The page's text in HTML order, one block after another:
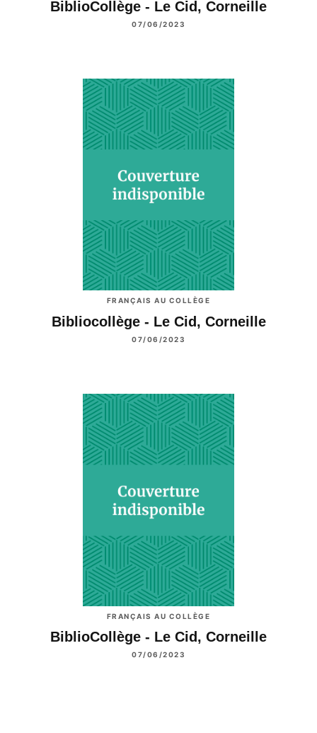
BiblioCollège - Le Cid, Corneille
07/06/2023
FRANÇAIS AU COLLÈGE
Bibliocollège - Le Cid, Corneille
07/06/2023
FRANÇAIS AU COLLÈGE
BiblioCollège - Le Cid, Corneille
07/06/2023